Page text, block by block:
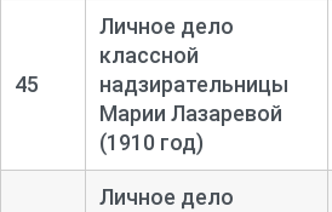
45
Личное дело
классной
надзирательницы
Марии Лазаревой
(1910 год)
Личное дело